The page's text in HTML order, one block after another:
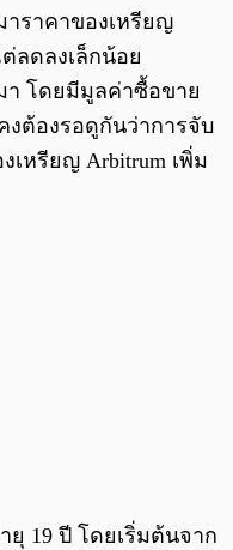
ราคาของเหรียญ
ลดลงเล็กน้อย
า โดยมีมูลค่าซื้อขาย
งต้องรอดูกันว่าการจับ
เหรียญ Arbitrum เพิ่ม
ยุ 19 ปี โดยเริ่มต้นจาก